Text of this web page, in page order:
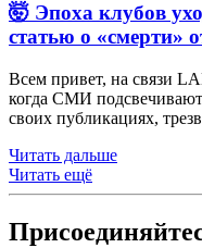
🤯 Эпоха клубов
статью о «смерти»
Всем привет, на связи
когда СМИ
своих публикациях,
Читать дальше
Читать ещё